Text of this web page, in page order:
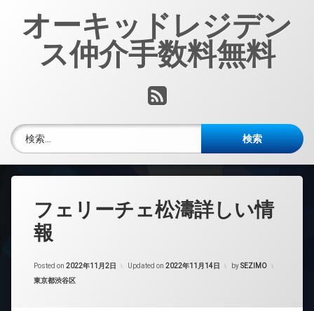
オーキッドレジデン
ス仲介手数料無料
RSS
検索:
フェリーチェ松濤詳しい情
報
Posted on 2022年11月2日 Updated on 2022年11月14日 bySEZIMO
カテゴリー:
東京都渋谷区